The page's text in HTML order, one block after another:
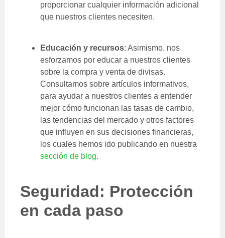
proporcionar cualquier información adicional
que nuestros clientes necesiten.
Educación y recursos: Asimismo, nos
esforzamos por educar a nuestros clientes
sobre la compra y venta de divisas.
Consultamos sobre artículos informativos,
para ayudar a nuestros clientes a entender
mejor cómo funcionan las tasas de cambio,
las tendencias del mercado y otros factores
que influyen en sus decisiones financieras,
los cuales hemos ido publicando en nuestra
sección de blog.
Seguridad: Protección
en cada paso